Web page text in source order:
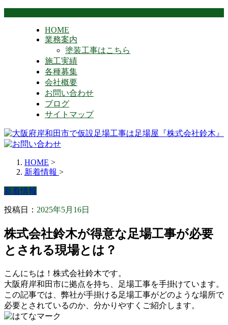
HOME
業務案内
塗装工事はこちら
施工実績
各種募集
会社概要
お問い合わせ
ブログ
サイトマップ
HOME >
新着情報 >
新着情報
投稿日： 2025年5月16日
株式会社鈴木が得意な足場工事が必要
とされる現場とは？
こんにちは！株式会社鈴木です。
大阪府岸和田市に拠点を持ち、足場工事を手掛けています。
この記事では、弊社が手掛ける足場工事がどのような場所で
必要とされているのか、分かりやすくご紹介します。